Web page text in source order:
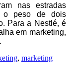
nas estradas
o peso de dois
Para a Nestlé, é
em marketing,
, marketing